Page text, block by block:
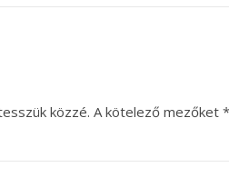
közzé. A kötelező mezőket *